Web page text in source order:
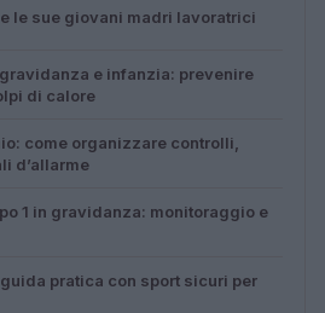
le sue giovani madri lavoratrici
e infanzia: prevenire
di calore
come organizzare controlli,
d’allarme
1 in gravidanza: monitoraggio e
pratica con sport sicuri per